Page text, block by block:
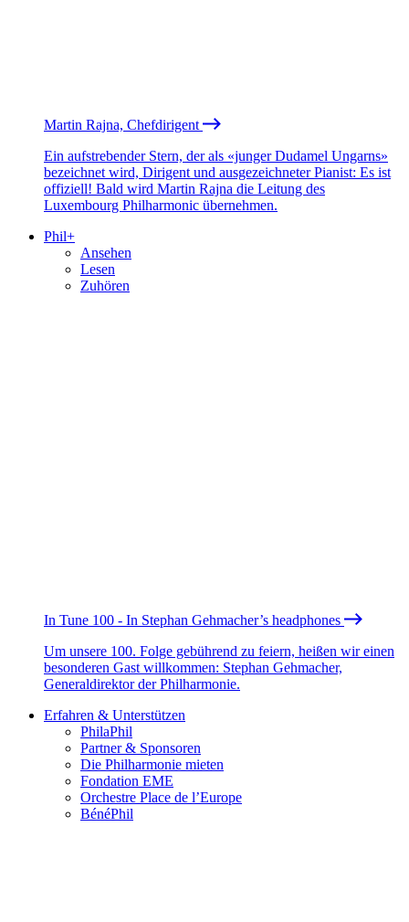
Martin Rajna, Chefdirigent
Ein aufstrebender Stern, der als «junger Dudamel Ungarns»
bezeichnet wird, Dirigent und ausgezeichneter Pianist: Es ist
offiziell! Bald wird Martin Rajna die Leitung des
Luxembourg Philharmonic übernehmen.
Phil+
Ansehen
Lesen
Zuhören
In Tune 100 - In Stephan Gehmacher’s headphones
Um unsere 100. Folge gebührend zu feiern, heißen wir einen
besonderen Gast willkommen: Stephan Gehmacher,
Generaldirektor der Philharmonie.
Erfahren & Unterstützen
PhilaPhil
Partner & Sponsoren
Die Philharmonie mieten
Fondation EME
Orchestre Place de l’Europe
BénéPhil